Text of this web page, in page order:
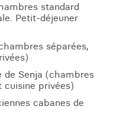
standard
Petit-déjeuner
séparées,
Senja (chambres
cuisine privées)
cabanes de